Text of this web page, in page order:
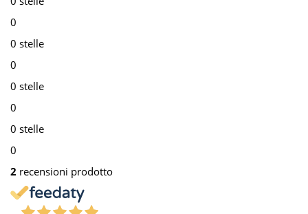
0
0 stelle
0
0 stelle
0
0 stelle
0
2 recensioni prodotto